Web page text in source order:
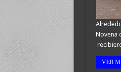
Novena
VER